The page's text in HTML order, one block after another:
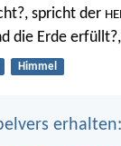
spricht der
die Erde
Himmel
erhalten: